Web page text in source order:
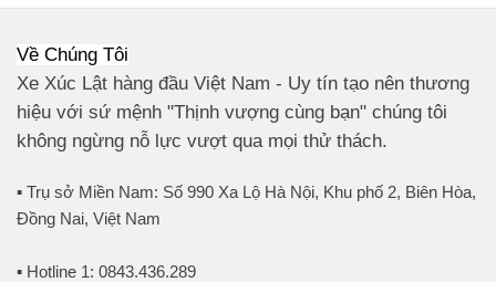
Về Chúng Tôi
Xe Xúc Lật hàng đầu Việt Nam - Uy tín tạo nên thương
hiệu với sứ mệnh "Thịnh vượng cùng bạn" chúng tôi
không ngừng nỗ lực vượt qua mọi thử thách.
▪️ Trụ sở Miền Nam: Số 990 Xa Lộ Hà Nội, Khu phố 2, Biên Hòa,
Đồng Nai, Việt Nam
▪️ Hotline 1: 0843.436.289